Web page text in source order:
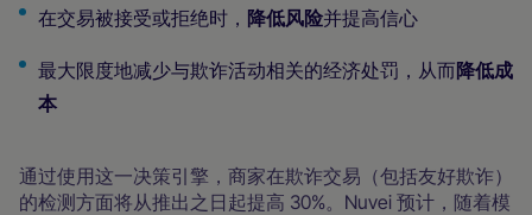
在交易被接受或拒绝时， 降低风险并提高信心
最大限度地减少与欺诈活动相关的经济处罚，从而降低成
本
通过使用这一决策引擎，商家在欺诈交易（包括友好欺诈）
的检测方面将从推出之日起提高 30%。Nuvei 预计，随着模